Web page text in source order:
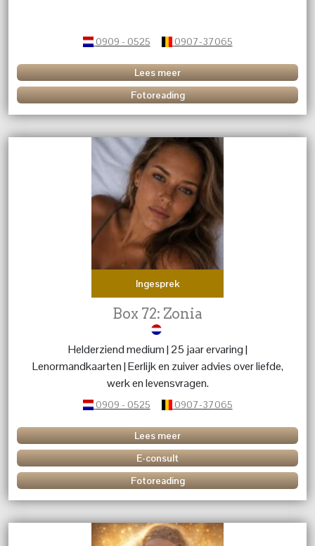
0909 - 0525 0907-37065
Lees meer
Fotoreading
Ingesprek
Box 72: Zonia
Helderziend medium | 25 jaar ervaring |
Lenormandkaarten | Eerlijk en zuiver advies over liefde,
werk en levensvragen.
0909 - 0525 0907-37065
Lees meer
E-consult
Fotoreading